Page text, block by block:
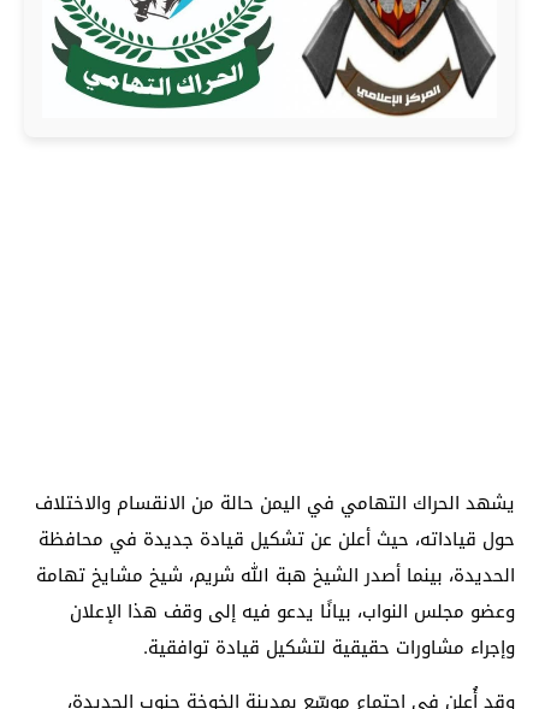
يشهد الحراك التهامي في اليمن حالة من الانقسام والاختلاف
حول قياداته، حيث أعلن عن تشكيل قيادة جديدة في محافظة
الحديدة، بينما أصدر الشيخ هبة الله شريم، شيخ مشايخ تهامة
وعضو مجلس النواب، بيانًا يدعو فيه إلى وقف هذا الإعلان
وإجراء مشاورات حقيقية لتشكيل قيادة توافقية.
وقد أُعلن في اجتماع موسّع بمدينة الخوخة جنوب الحديدة،